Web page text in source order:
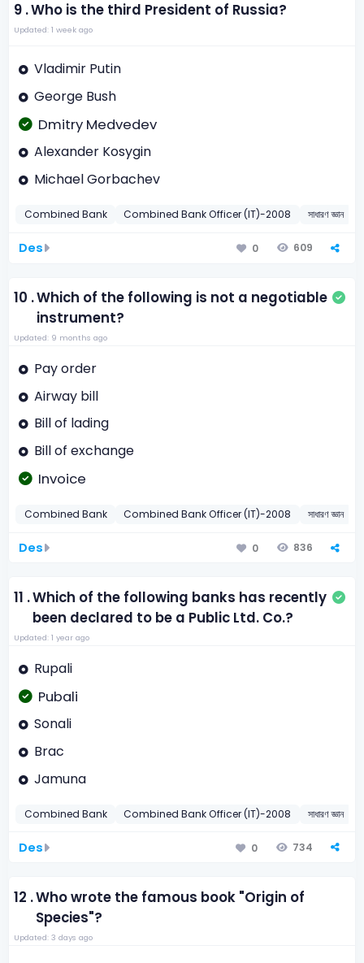
9 .Who is the third President of Russia?
Updated: 1 week ago
Vladimir Putin
George Bush
Dmitry Medvedev
Alexander Kosygin
Michael Gorbachev
Combined Bank Combined Bank Officer (IT)-2008 সাধারণ জ্ঞান
Des 0 609
10 .Which of the following is not a negotiable
instrument?
Updated: 9 months ago
Pay order
Airway bill
Bill of lading
Bill of exchange
Invoice
Combined Bank Combined Bank Officer (IT)-2008 সাধারণ জ্ঞান
Des 0 836
11 .Which of the following banks has recently
been declared to be a Public Ltd. Co.?
Updated: 1 year ago
Rupali
Pubali
Sonali
Brac
Jamuna
Combined Bank Combined Bank Officer (IT)-2008 সাধারণ জ্ঞান
Des 0 734
12 .Who wrote the famous book "Origin of
Species"?
Updated: 3 days ago